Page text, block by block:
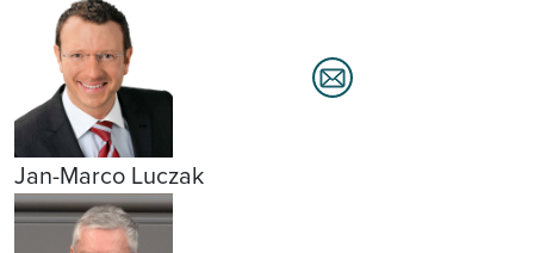
Jan-Marco Luczak